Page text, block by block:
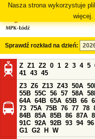
Nasza strona wykorzystuje
więcej.
Sprawdź rozkład na dzień:
Z Z1 Z2 0 1 2 3 4 5
41 43 45
Z3 Z6 Z13 Z43 50A
55B 55C 56 57 58A
64A 64B 65A 65B 66
73 75A 75B 76 77 78
84B 85A 85B 86 87A
91C 92A 92B 93 94 96
G1 G2 H
W